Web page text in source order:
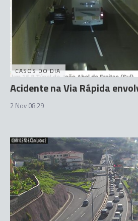
CASOS DO DIA
Acidente na Via Rápida
2 Nov 08:29